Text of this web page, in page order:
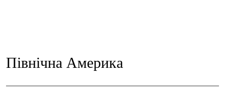
Північна Америка